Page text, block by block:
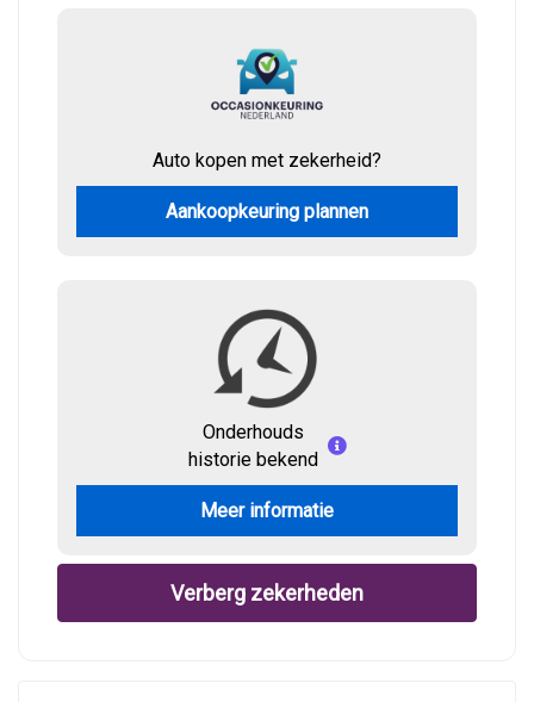
Auto kopen met zekerheid?
Aankoopkeuring plannen
Onderhouds
historie bekend
Meer informatie
Verberg zekerheden